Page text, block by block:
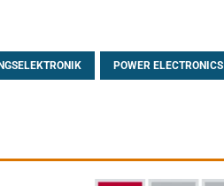
POWER ELECTRONICS